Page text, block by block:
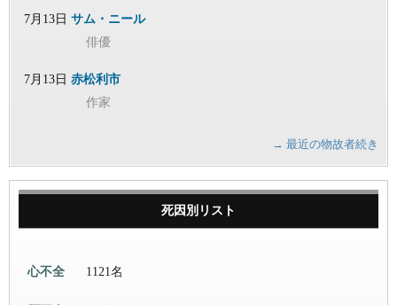
7月13日 サム・ニール
俳優
7月13日 赤松利市
作家
→ 最近の物故者続き
死因別リスト
心不全 1121名